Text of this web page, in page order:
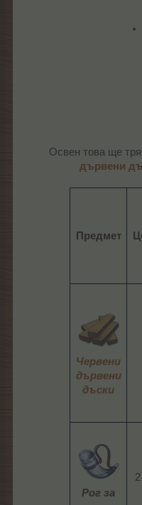
Освен това ще
дървени
Предмет
Червени
дървени
дъски
Рог за